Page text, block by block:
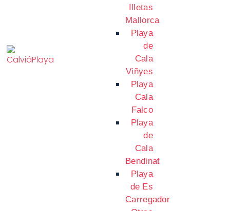
Illetas
Mallorca
Playa
de
Cala
Viñyes
Playa
Cala
Falco
Playa
de
Cala
Bendinat
Playa
de Es
Carregador